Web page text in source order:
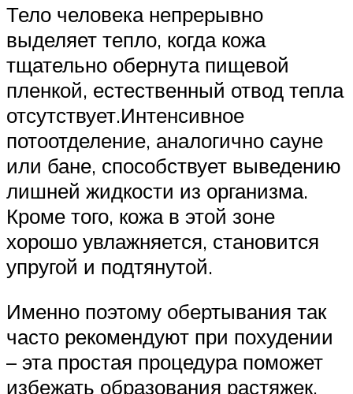
Тело человека непрерывно
выделяет тепло, когда кожа
тщательно обернута пищевой
пленкой, естественный отвод тепла
отсутствует.Интенсивное
потоотделение, аналогично сауне
или бане, способствует выведению
лишней жидкости из организма.
Кроме того, кожа в этой зоне
хорошо увлажняется, становится
упругой и подтянутой.
Именно поэтому обертывания так
часто рекомендуют при похудении
– эта простая процедура поможет
избежать образования растяжек,